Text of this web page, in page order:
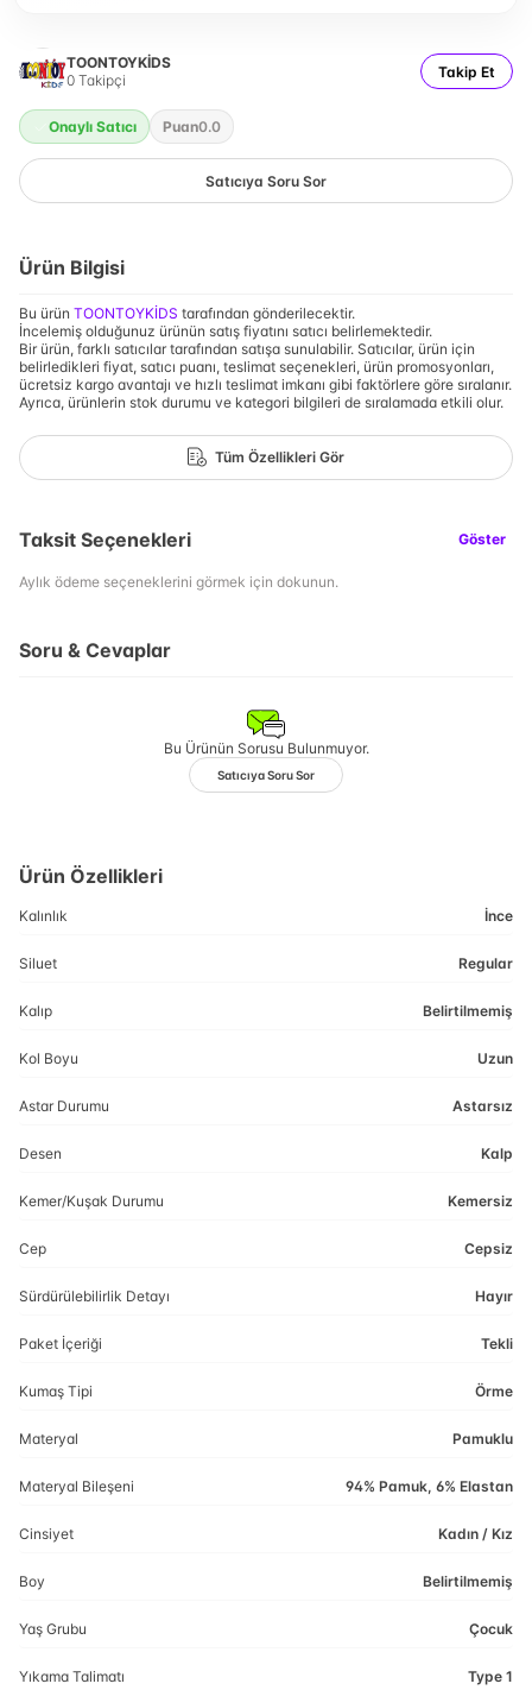
TOONTOYKİDS
0 Takipçi Takip Et
Onaylı Satıcı Puan0.0
Satıcıya Soru Sor
Ürün Bilgisi
Bu ürün TOONTOYKİDS tarafından gönderilecektir.
İncelemiş olduğunuz ürünün satış fiyatını satıcı belirlemektedir.
Bir ürün, farklı satıcılar tarafından satışa sunulabilir. Satıcılar, ürün için
belirledikleri fiyat, satıcı puanı, teslimat seçenekleri, ürün promosyonları,
ücretsiz kargo avantajı ve hızlı teslimat imkanı gibi faktörlere göre sıralanır.
Ayrıca, ürünlerin stok durumu ve kategori bilgileri de sıralamada etkili olur.
Tüm Özellikleri Gör
Taksit Seçenekleri Göster
Aylık ödeme seçeneklerini görmek için dokunun.
Soru & Cevaplar
Bu Ürünün Sorusu Bulunmuyor.
Satıcıya Soru Sor
Ürün Özellikleri
Kalınlık İnce
Siluet Regular
Kalıp Belirtilmemiş
Kol Boyu Uzun
Astar Durumu Astarsız
Desen Kalp
Kemer/Kuşak Durumu Kemersiz
Cep Cepsiz
Sürdürülebilirlik Detayı Hayır
Paket İçeriği Tekli
Kumaş Tipi Örme
Materyal Pamuklu
Materyal Bileşeni 94% Pamuk, 6% Elastan
Cinsiyet Kadın / Kız
Boy Belirtilmemiş
Yaş Grubu Çocuk
Yıkama Talimatı Type 1